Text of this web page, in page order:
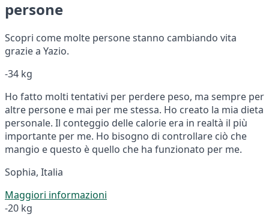
persone
Scopri come molte persone stanno cambiando vita
grazie a Yazio.
-34 kg
Ho fatto molti tentativi per perdere peso, ma sempre per
altre persone e mai per me stessa. Ho creato la mia dieta
personale. Il conteggio delle calorie era in realtà il più
importante per me. Ho bisogno di controllare ciò che
mangio e questo è quello che ha funzionato per me.
Sophia, Italia
Maggiori informazioni
-20 kg